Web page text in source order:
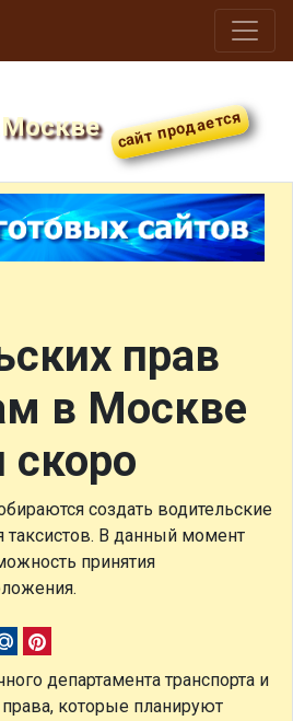
Москве
прав
в Москве
скоро
создать водительские
таксистов. В данный момент
принятия
департамента транспорта и
права, которые планируют